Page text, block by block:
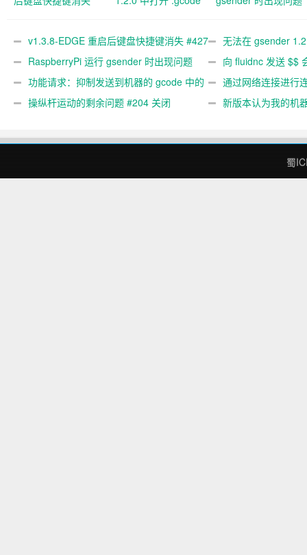
v1.3.8-EDGE 重启后键盘快捷键消失 #427
关闭
无法在 gsender
#367
RaspberryPi 运行 gsender 时出现问题
#89
向 fluidnc 发送 $$
#473
功能请求：抑制发送到机器的 gcode 中的
gcode 注释。 #444 关闭
通过网络连接进行
操纵杆运动的剩余问题 #204 关闭
新版本认为我的机
蜀